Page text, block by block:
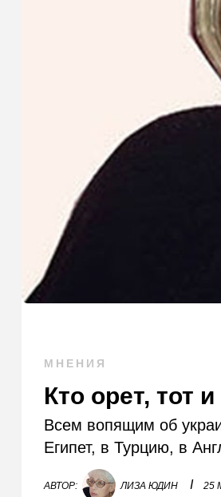
МНЕНИЯ
Кто орет, тот
Всем вопящим об
Египет, в Турцию, в
АВТОР: ЛИЗА ЮДИН I 25